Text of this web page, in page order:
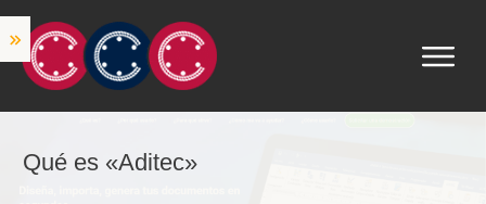
Qué es «Aditec»